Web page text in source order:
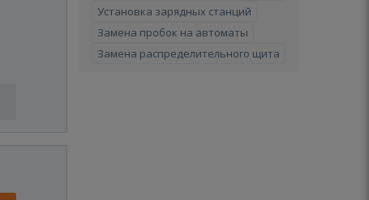
Установка зарядных станций
Замена пробок на автоматы
Замена распределительного щита